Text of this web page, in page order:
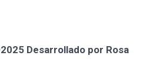
Desarrollado por Rosa